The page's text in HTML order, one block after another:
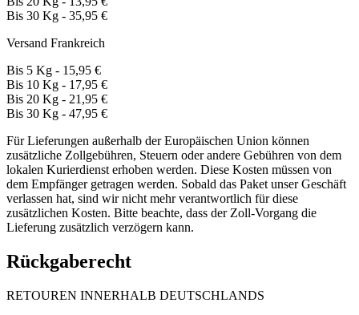
Bis 30 Kg - 35,95 €
Versand Frankreich
Bis 5 Kg - 15,95 €
Bis 10 Kg - 17,95 €
Bis 20 Kg - 21,95 €
Bis 30 Kg - 47,95 €
Für Lieferungen außerhalb der Europäischen Union können
zusätzliche Zollgebühren, Steuern oder andere Gebühren von dem
lokalen Kurierdienst erhoben werden. Diese Kosten müssen von
dem Empfänger getragen werden. Sobald das Paket unser Geschäft
verlassen hat, sind wir nicht mehr verantwortlich für diese
zusätzlichen Kosten. Bitte beachte, dass der Zoll-Vorgang die
Lieferung zusätzlich verzögern kann.
Rückgaberecht
RETOUREN INNERHALB DEUTSCHLANDS